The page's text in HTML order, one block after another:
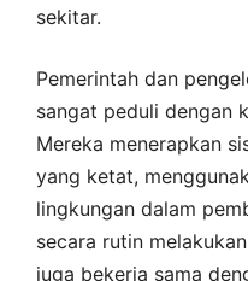
sekitar.
Pemerintah dan
sangat peduli dengan
Mereka menerapkan
yang ketat,
lingkungan dalam
secara rutin
juga bekerja sama